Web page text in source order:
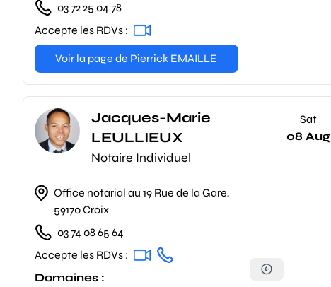
03 72 25 04 78
Accepte les RDVs :
Voir la page de Pierrick EMAILLE
Jacques-Marie
LEULLIEUX
Notaire Individuel
Office notarial au 19 Rue de la Gare,
59170 Croix
03 74 08 65 64
Accepte les RDVs :
Domaines :
Sat
08 Aug